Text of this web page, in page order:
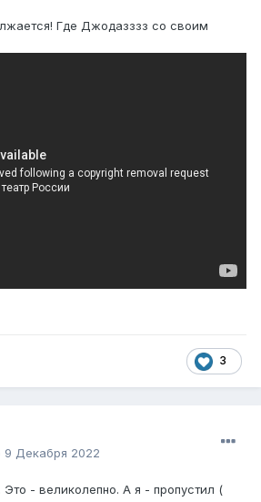
Где Джодазззз со своим
3
9 Декабря 2022
Это - великолепно. А я - пропустил (